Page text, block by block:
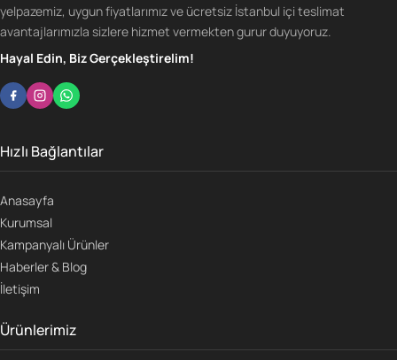
yelpazemiz, uygun fiyatlarımız ve ücretsiz İstanbul içi teslimat
avantajlarımızla sizlere hizmet vermekten gurur duyuyoruz.
Hayal Edin, Biz Gerçekleştirelim!
Hızlı Bağlantılar
Anasayfa
Kurumsal
Kampanyalı Ürünler
Haberler & Blog
İletişim
Ürünlerimiz